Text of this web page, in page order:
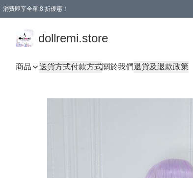
消費即享全單 8 折優惠！
dollremi.store
商品 送貨方式付款方式關於我們退貨及退款政策